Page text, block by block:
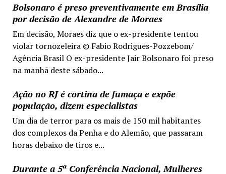
Bolsonaro é preso preventivamente em Brasília
por decisão de Alexandre de Moraes
Em decisão, Moraes diz que o ex-presidente tentou
violar tornozeleira © Fabio Rodrigues-Pozzebom/
Agência Brasil O ex-presidente Jair Bolsonaro foi preso
na manhã deste sábado...
Ação no RJ é cortina de fumaça e expõe
população, dizem especialistas
Um dia de terror para os mais de 150 mil habitantes
dos complexos da Penha e do Alemão, que passaram
horas debaixo de tiros e...
Durante a 5ª Conferência Nacional, Mulheres